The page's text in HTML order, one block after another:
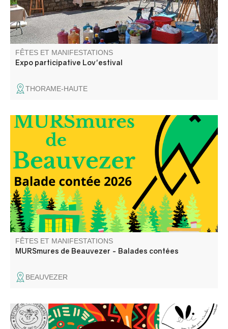
FÊTES ET MANIFESTATIONS
Expo participative Lov'estival
THORAME-HAUTE
Elli la conteuse vous balade dans les rues du village et
dans le temps, à travers les anecdotes glanées auprès
des habitants du village.
FÊTES ET MANIFESTATIONS
MURSmures de Beauvezer - Balades contées
BEAUVEZER
Elli la conteuse et l'équipe du refuge vous proposent une